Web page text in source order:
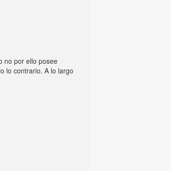
no por ello posee
lo contrario. A lo largo